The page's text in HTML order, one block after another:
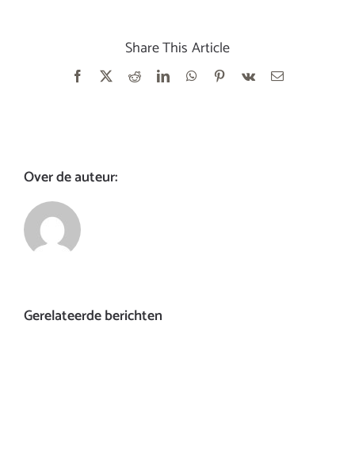
Share This Article
Facebook RedditLinkedInWhatsApp
Pinterest
Vk
E-
Over de auteur:
Gerelateerde berichten